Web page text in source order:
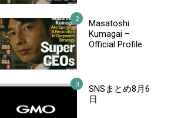
Masatoshi
Kumagai –
Official Profile
SNSまとめ8月6
日